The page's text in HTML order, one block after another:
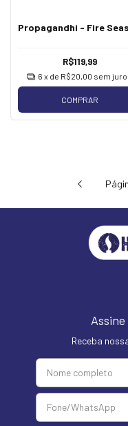
Propagandhi - Fire
R$119,99
6 x de R$20,00 sem
COMPRAR
Receba